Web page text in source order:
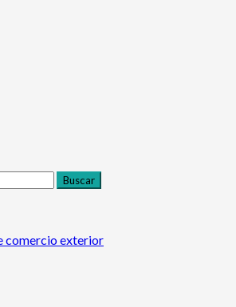
comercio exterior